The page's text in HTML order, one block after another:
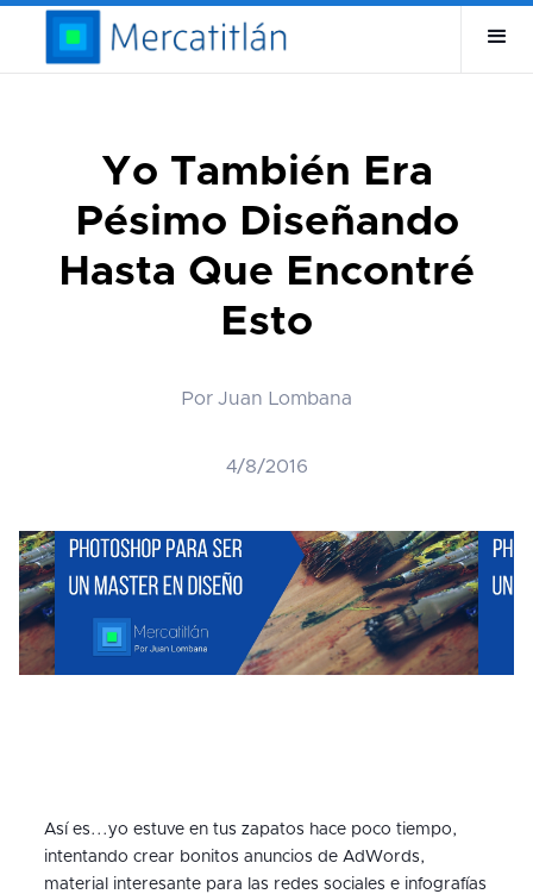
Yo También Era
Pésimo Diseñando
Hasta Que Encontré
Esto
Por Juan Lombana
4/8/2016
Así es...yo estuve en tus zapatos hace poco tiempo,
intentando crear bonitos anuncios de AdWords,
material interesante para las redes sociales e infografías